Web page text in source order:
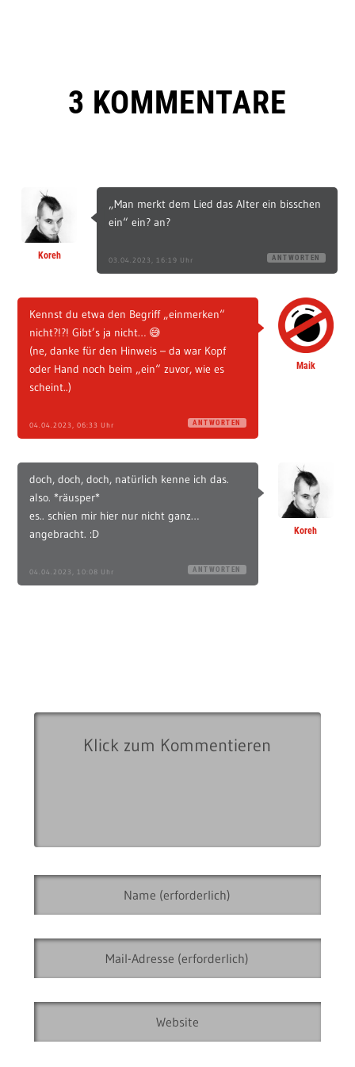
3 KOMMENTARE
Koreh
„Man merkt dem Lied das Alter ein bisschen
ein“ ein? an?
03.04.2023, 16:19 Uhr ANTWORTEN
Maik
Kennst du etwa den Begriff „einmerken“
nicht?!?! Gibt’s ja nicht… 😅
(ne, danke für den Hinweis – da war Kopf
oder Hand noch beim „ein“ zuvor, wie es
scheint..)
04.04.2023, 06:33 Uhr ANTWORTEN
Koreh
doch, doch, doch, natürlich kenne ich das.
also. *räusper*
es.. schien mir hier nur nicht ganz…
angebracht. :D
04.04.2023, 10:08 Uhr ANTWORTEN